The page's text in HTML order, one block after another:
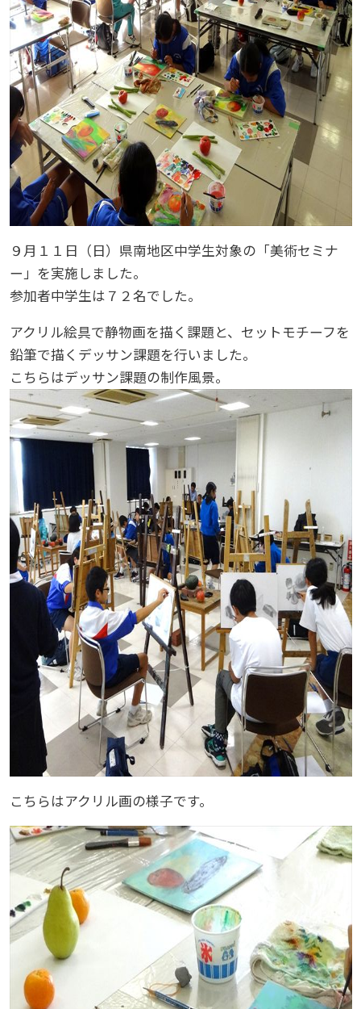
９月１１日（日）県南地区中学生対象の「美術セミナ
ー」を実施しました。
参加者中学生は７２名でした。
アクリル絵具で静物画を描く課題と、セットモチーフを
鉛筆で描くデッサン課題を行いました。
こちらはデッサン課題の制作風景。
こちらはアクリル画の様子です。